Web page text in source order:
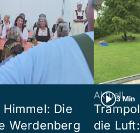
Die
Werdenberg
3 Min
Aktuell
die